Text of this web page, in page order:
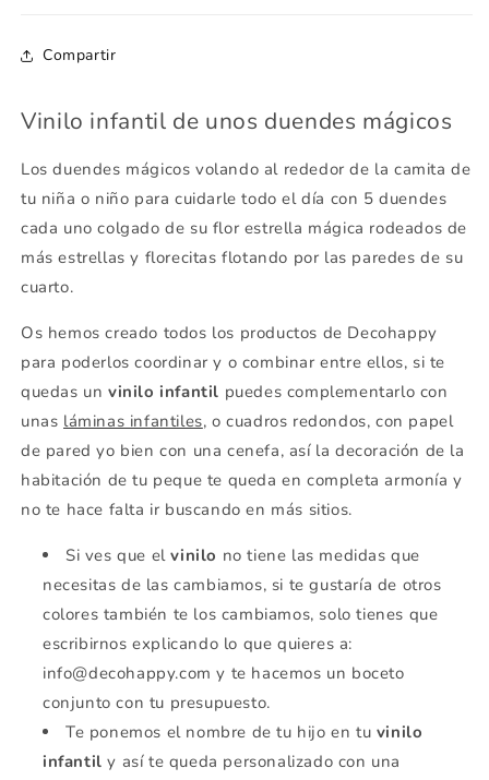
Compartir
Vinilo infantil de unos duendes mágicos
Los duendes mágicos volando al rededor de la camita de
tu niña o niño para cuidarle todo el día con 5 duendes
cada uno colgado de su flor estrella mágica rodeados de
más estrellas y florecitas flotando por las paredes de su
cuarto.
Os hemos creado todos los productos de Decohappy
para poderlos coordinar y o combinar entre ellos, si te
quedas un vinilo infantil puedes complementarlo con
unas láminas infantiles, o cuadros redondos, con papel
de pared yo bien con una cenefa, así la decoración de la
habitación de tu peque te queda en completa armonía y
no te hace falta ir buscando en más sitios.
Si ves que elvinilo no tiene las medidas que
necesitas de las cambiamos, si te gustaría de otros
colores también te los cambiamos, solo tienes que
escribirnos explicando lo que quieres a:
info@decohappy.com y te hacemos un boceto
conjunto con tu presupuesto.
Te ponemos el nombre de tu hijo en tu vinilo
infantil y así te queda personalizado con una